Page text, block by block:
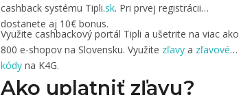
cashback systému Tipli.sk. Pri prvej registrácii
dostanete aj 10€ bonus.
Využite cashbackový portál Tipli a ušetrite na viac ako
800 e-shopov na Slovensku. Využite zľavy a zľavové
kódy na K4G.
Ako uplatniť zľavu?